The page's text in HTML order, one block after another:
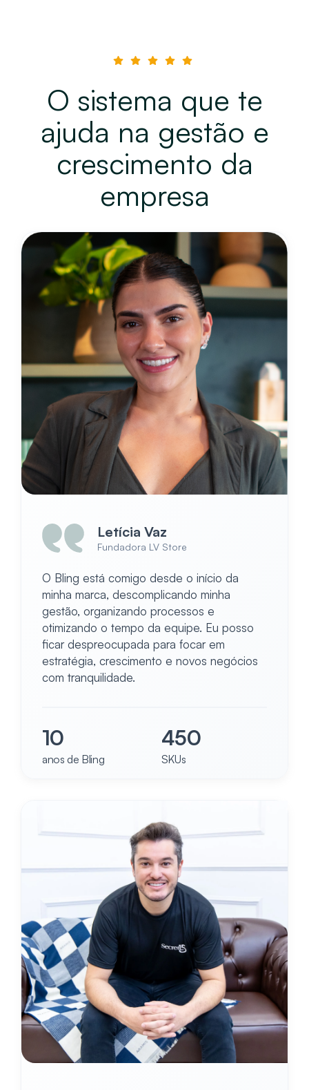
O sistema que te
ajuda na gestão e
crescimento da
empresa
Letícia Vaz
Fundadora LV Store
O Bling está comigo desde o início da
minha marca, descomplicando minha
gestão, organizando processos e
otimizando o tempo da equipe. Eu posso
ficar despreocupada para focar em
estratégia, crescimento e novos negócios
com tranquilidade.
10
anos de Bling
450
SKUs